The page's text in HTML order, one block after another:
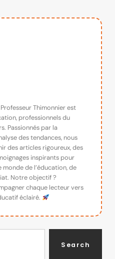
Thimonnier est
professionnels du
Passionnés par la
des tendances, nous
des articles rigoureux, des
inspirants pour
de l’éducation, de
Notre objectif ?
chaque lecteur vers
éclairé.
Search